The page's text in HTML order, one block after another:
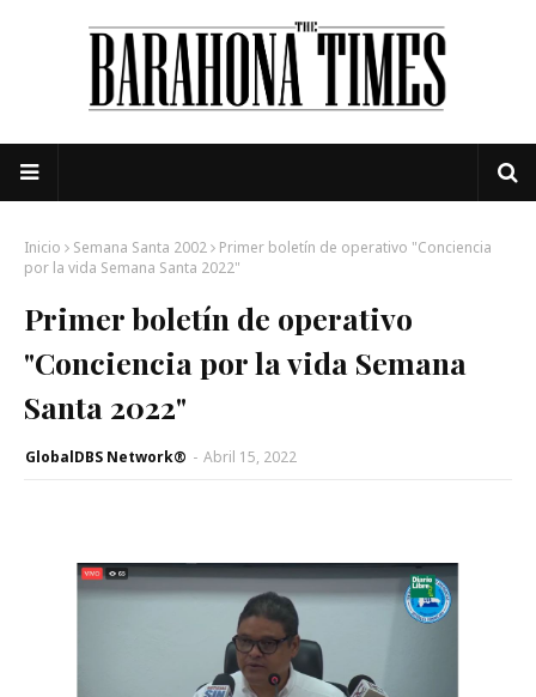
Inicio Semana Santa 2002
Primer boletín de operativo "Conciencia
por la vida Semana Santa 2022"
Primer boletín de operativo
"Conciencia por la vida Semana
Santa 2022"
GlobalDBS Network® - Abril 15, 2022